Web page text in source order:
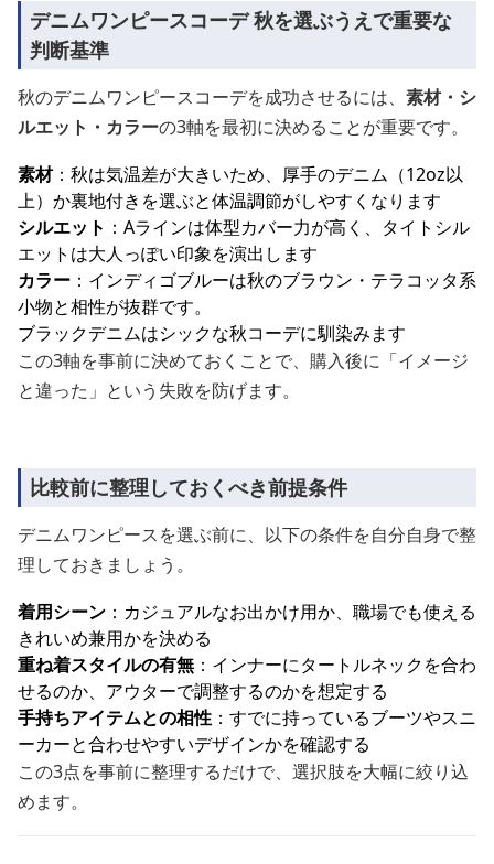
デニムワンピースコーデ 秋を選ぶうえで重要な
判断基準
秋のデニムワンピースコーデを成功させるには、 素材・シ
ルエット・カラーの3軸を最初に決めることが重要です。
素材：秋は気温差が大きいため、厚手のデニム（12oz以
上）か裏地付きを選ぶと体温調節がしやすくなります
シルエット ：Aラインは体型カバー力が高く、タイトシル
エットは大人っぽい印象を演出します
カラー ：インディゴブルーは秋のブラウン・テラコッタ系
小物と相性が抜群です。
ブラックデニムはシックな秋コーデに馴染みます
この3軸を事前に決めておくことで、購入後に「イメージ
と違った」という失敗を防げます。
比較前に整理しておくべき前提条件
デニムワンピースを選ぶ前に、以下の条件を自分自身で整
理しておきましょう。
着用シーン ：カジュアルなお出かけ用か、職場でも使える
きれいめ兼用かを決める
重ね着スタイルの有無 ：インナーにタートルネックを合わ
せるのか、アウターで調整するのかを想定する
手持ちアイテムとの相性 ：すでに持っているブーツやスニ
ーカーと合わせやすいデザインかを確認する
この3点を事前に整理するだけで、選択肢を大幅に絞り込
めます。